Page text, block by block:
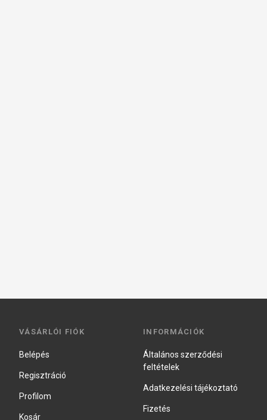
VÁSÁRLÓI FIÓK
Belépés
Regisztráció
Profilom
Kosár
INFORMÁCIÓK
Általános szerződési
feltételek
Adatkezelési tájékoztató
Fizetés